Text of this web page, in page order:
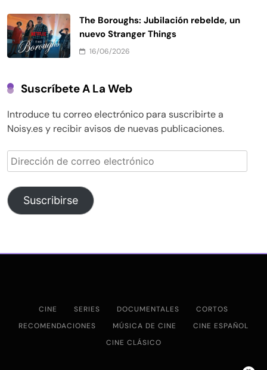
The Boroughs: Jubilación rebelde, un
nuevo Stranger Things
16/06/2026
Suscríbete A La Web
Introduce tu correo electrónico para suscribirte a
Noisy.es y recibir avisos de nuevas publicaciones.
Dirección
de
correo
electrónico
Suscribirse
CINE SERIES DOCUMENTALES
CORTOS
RECOMENDACIONES
MÚSICA DE CINE
CINE ESPAÑOL
CINE CLÁSICO